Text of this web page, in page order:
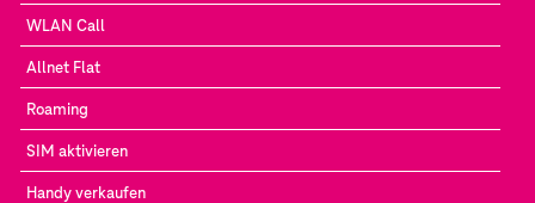
WLAN Call
Allnet Flat
Roaming
SIM aktivieren
Handy verkaufen